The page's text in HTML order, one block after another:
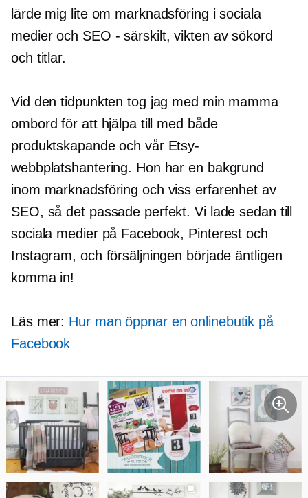
lärde mig lite om marknadsföring i sociala
medier och SEO - särskilt, vikten av sökord
och titlar.
Vid den tidpunkten tog jag med min mamma
ombord för att hjälpa till med både
produktskapande och vår Etsy-
webbplatshantering. Hon har en bakgrund
inom marknadsföring och viss erfarenhet av
SEO, så det passade perfekt. Vi lade sedan till
sociala medier på Facebook, Pinterest och
Instagram, och försäljningen började äntligen
komma in!
Läs mer: Hur man öppnar en onlinebutik på
Facebook